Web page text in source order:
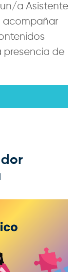
a Asistente
acompañar
presencia de